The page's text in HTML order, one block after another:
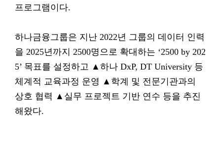
프로그램이다.
하나금융그룹은 지난 2022년 그룹의 데이터 인력
을 2025년까지 2500명으로 확대하는 ‘2500 by 202
5’ 목표를 설정하고 ▲하나 DxP, DT University 등
체계적 교육과정 운영 ▲학계 및 전문기관과의
상호 협력 ▲실무 프로젝트 기반 연수 등을 추진
해왔다.